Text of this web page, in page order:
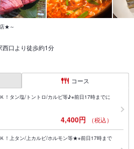
★～
西口より徒歩約1分
コース
！タン塩/トントロ/カルビ等♪※前日17時までに
4,400円 （税込）
！上タン/上カルビ/ホルモン等★※前日17時まで